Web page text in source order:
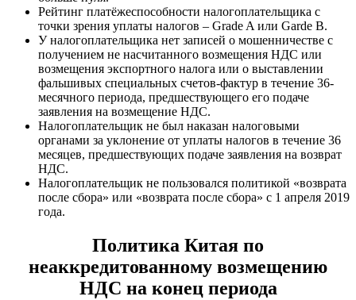
Рейтинг платёжеспособности налогоплательщика с
точки зрения уплаты налогов – Grade A или Garde B.
У налогоплательщика нет записей о мошенничестве с
получением не насчитанного возмещения НДС или
возмещения экспортного налога или о выставлении
фальшивых специальных счетов-фактур в течение 36-
месячного периода, предшествующего его подаче
заявления на возмещение НДС.
Налогоплательщик не был наказан налоговыми
органами за уклонение от уплаты налогов в течение 36
месяцев, предшествующих подаче заявления на возврат
НДС.
Налогоплательщик не пользовался политикой «возврата
после сбора» или «возврата после сбора» с 1 апреля 2019
года.
Политика Китая по
неаккредитованному возмещению
НДС на конец периода